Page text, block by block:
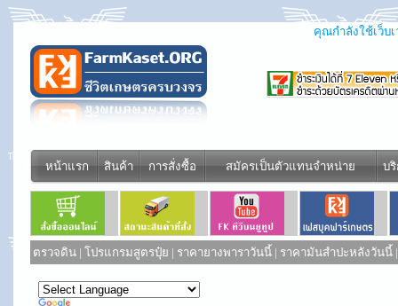
คุณกำลังใช้เว็บ
หน้าแรก สินค้า การสั่งซื้อ สมัครเป็นตัวแทนจำหน่าย บ
ตรวจดิน | โปรแกรมสูตรปุ๋ย | ราคายางพาราวันนี้ | ราคามันสำปะหลังวันนี้